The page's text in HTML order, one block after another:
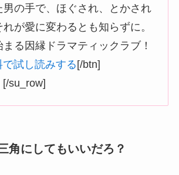
男の手で、ほぐされ、とかされ
が愛に変わるとも知らずに。
る因縁ドラマティックラブ！
で試し読みする [/btn]
su_row]
角にしてもいいだろ？